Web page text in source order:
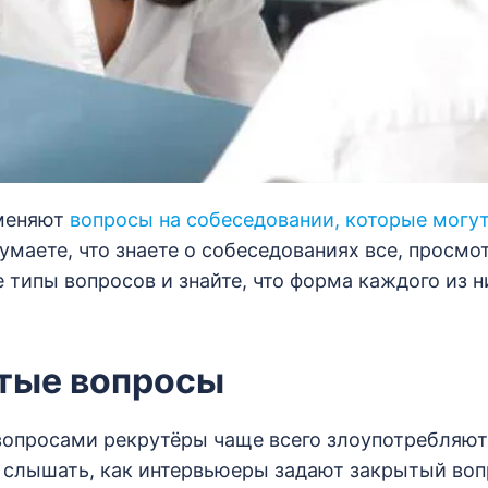
вопросы на собеседовании, которые
что знаете о собеседованиях все,
типы вопросов и знайте, что форма каждого из
вопросы
рекрутёры чаще всего
как интервьюеры задают закрытый